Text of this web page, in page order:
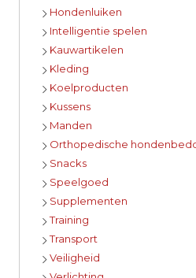
Hondenluiken
Intelligentie spelen
Kauwartikelen
Kleding
Koelproducten
Kussens
Manden
Orthopedische
Snacks
Speelgoed
Supplementen
Training
Transport
Veiligheid